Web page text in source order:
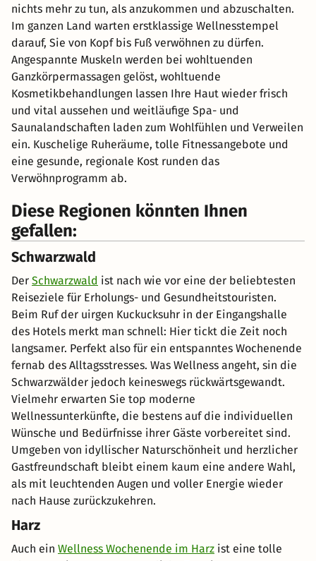
nichts mehr zu tun, als anzukommen und abzuschalten.
Im ganzen Land warten erstklassige Wellnesstempel
darauf, Sie von Kopf bis Fuß verwöhnen zu dürfen.
Angespannte Muskeln werden bei wohltuenden
Ganzkörpermassagen gelöst, wohltuende
Kosmetikbehandlungen lassen Ihre Haut wieder frisch
und vital aussehen und weitläufige Spa- und
Saunalandschaften laden zum Wohlfühlen und Verweilen
ein. Kuschelige Ruheräume, tolle Fitnessangebote und
eine gesunde, regionale Kost runden das
Verwöhnprogramm ab.
Diese Regionen könnten Ihnen
gefallen:
Schwarzwald
Der Schwarzwald ist nach wie vor eine der beliebtesten
Reiseziele für Erholungs- und Gesundheitstouristen.
Beim Ruf der uirgen Kuckucksuhr in der Eingangshalle
des Hotels merkt man schnell: Hier tickt die Zeit noch
langsamer. Perfekt also für ein entspanntes Wochenende
fernab des Alltagsstresses. Was Wellness angeht, sin die
Schwarzwälder jedoch keineswegs rückwärtsgewandt.
Vielmehr erwarten Sie top moderne
Wellnessunterkünfte, die bestens auf die individuellen
Wünsche und Bedürfnisse ihrer Gäste vorbereitet sind.
Umgeben von idyllischer Naturschönheit und herzlicher
Gastfreundschaft bleibt einem kaum eine andere Wahl,
als mit leuchtenden Augen und voller Energie wieder
nach Hause zurückzukehren.
Harz
Auch ein Wellness Wochenende im Harz ist eine tolle